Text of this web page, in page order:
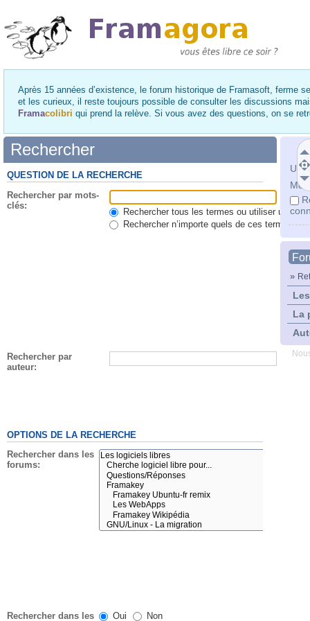
Après 15 années d’existence, le forum historique de Framasoft, ferme
et les curieux, il reste toujours possible de consulter les discussions
Framacolibri qui prend la relève. Si vous avez des questions, on se
Mot
»
La
Rechercher
QUESTION DE LA RECHERCHE
Rechercher par mots-
clés:
Rechercher tous les termes ou utiliser une
Rechercher n’importe quels de ces termes
Rechercher par
auteur:
OPTIONS DE LA RECHERCHE
Rechercher dans les
forums:
Rechercher dans les Oui Non